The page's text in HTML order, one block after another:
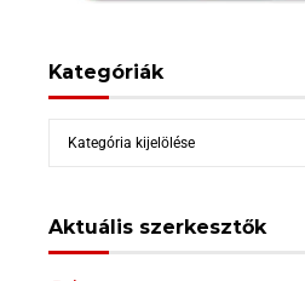
Kategóriák
Kategóriák
Aktuális szerkesztők